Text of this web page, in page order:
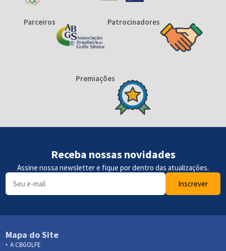
Parceiros Patrocinadores
Premiações
Receba nossas novidades
Assine nossa newsletter e fique por dentro das atualizações.
Inscrever
Mapa do Site
A CBGOLFE